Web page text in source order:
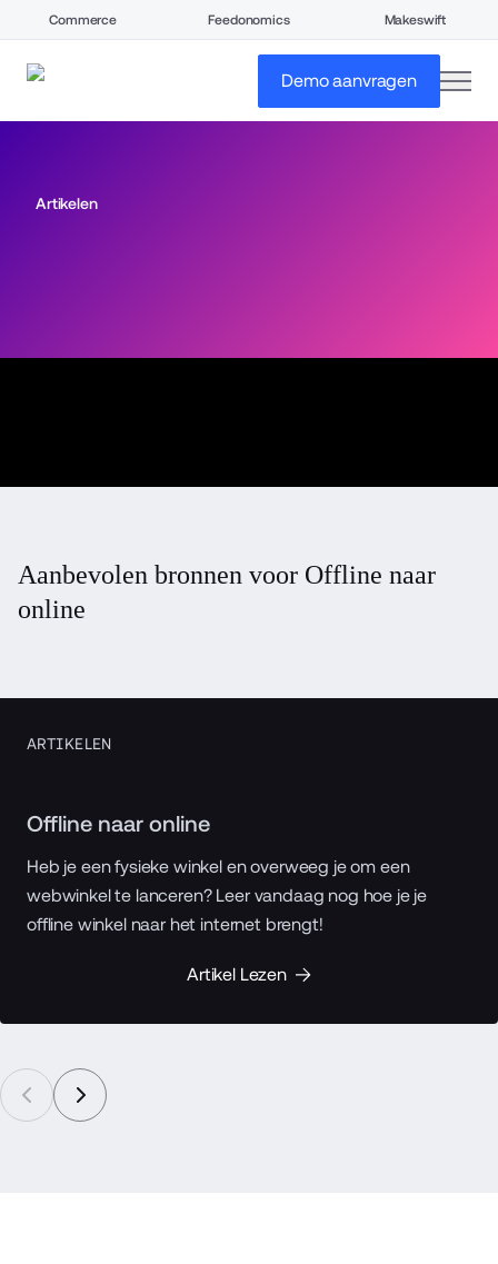
Commerce Feedonomics Makeswift
Demo aanvragen
Artikelen
Aanbevolen bronnen voor Offline naar
online
ARTIKELEN
Offline naar online
Heb je een fysieke winkel en overweeg je om een
webwinkel te lanceren? Leer vandaag nog hoe je je
offline winkel naar het internet brengt!
Artikel Lezen